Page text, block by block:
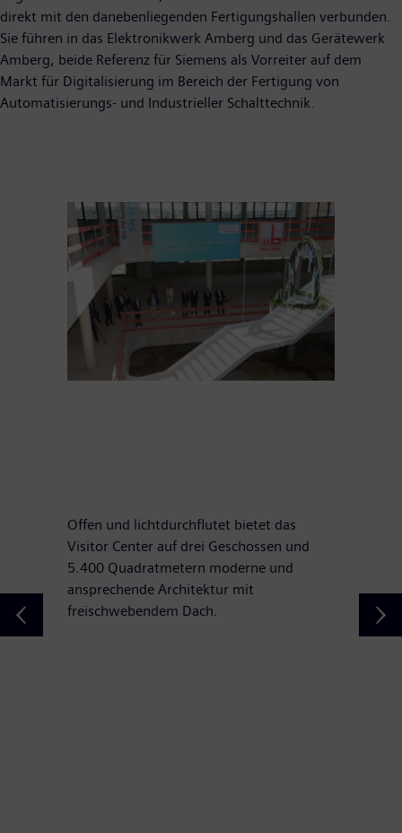
direkt mit den danebenliegenden Fertigungshallen verbunden.
Sie führen in das Elektronikwerk Amberg und das Gerätewerk
Amberg, beide Referenz für Siemens als Vorreiter auf dem
Markt für Digitalisierung im Bereich der Fertigung von
Automatisierungs- und Industrieller Schalttechnik.
Offen und lichtdurchflutet bietet das
Visitor Center auf drei Geschossen und
5.400 Quadratmetern moderne und
ansprechende Architektur mit
freischwebendem Dach.